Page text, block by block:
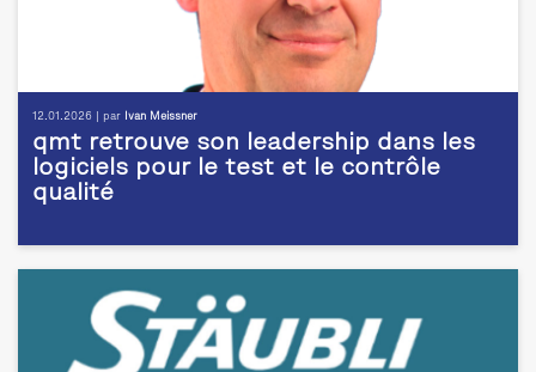
12.01.2026 | par Ivan Meissner
qmt retrouve son leadership dans les
logiciels pour le test et le contrôle
qualité